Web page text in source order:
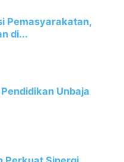
Pemasyarakatan,
di...
Unbaja